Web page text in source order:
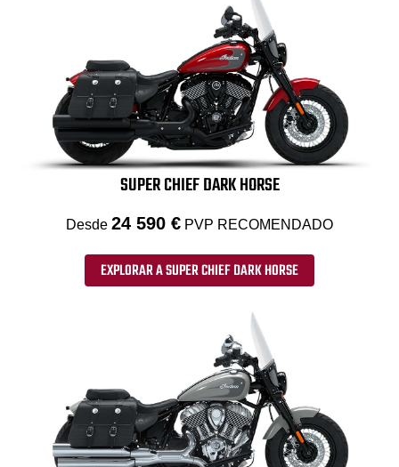
SUPER CHIEF DARK HORSE
Desde 24 590 € PVP RECOMENDADO
EXPLORAR A SUPER CHIEF DARK HORSE